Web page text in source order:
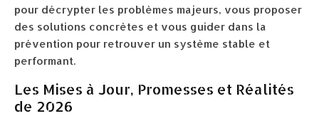
pour décrypter les problèmes majeurs, vous proposer
des solutions concrètes et vous guider dans la
prévention pour retrouver un système stable et
performant.
Les Mises à Jour, Promesses et Réalités
de 2026